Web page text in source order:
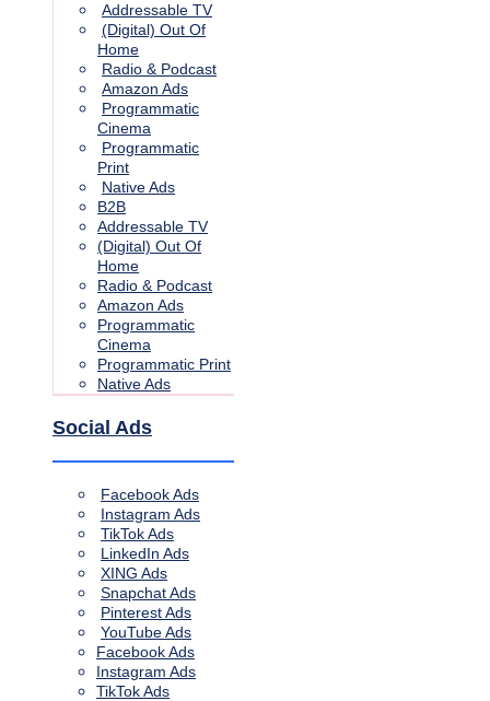
Addressable TV
(Digital) Out Of
Home
Radio & Podcast
Amazon Ads
Programmatic
Cinema
Programmatic
Print
Native Ads
B2B
Addressable TV
(Digital) Out Of
Home
Radio & Podcast
Amazon Ads
Programmatic
Cinema
Programmatic Print
Native Ads
Social Ads
Facebook Ads
Instagram Ads
TikTok Ads
LinkedIn Ads
XING Ads
Snapchat Ads
Pinterest Ads
YouTube Ads
Facebook Ads
Instagram Ads
TikTok Ads